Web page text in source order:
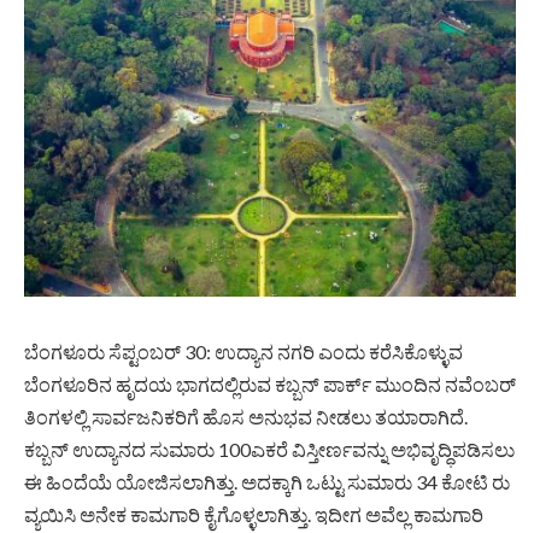
ಬೆಂಗಳೂರು ಸೆಪ್ಟಂಬರ್ 30: ಉದ್ಯಾನ ನಗರಿ ಎಂದು ಕರೆಸಿಕೊಳ್ಳುವ
ಬೆಂಗಳೂರಿನ ಹೃದಯ ಭಾಗದಲ್ಲಿರುವ ಕಬ್ಬನ್ ಪಾರ್ಕ್ ಮುಂದಿನ ನವೆಂಬರ್
ತಿಂಗಳಲ್ಲಿ ಸಾರ್ವಜನಿಕರಿಗೆ ಹೊಸ ಅನುಭವ ನೀಡಲು ತಯಾರಾಗಿದೆ.
ಕಬ್ಬನ್ ಉದ್ಯಾನದ ಸುಮಾರು 100ಎಕರೆ ವಿಸ್ತೀರ್ಣವನ್ನು ಅಭಿವೃದ್ಧಿಪಡಿಸಲು
ಈ ಹಿಂದೆಯೆ ಯೋಜಿಸಲಾಗಿತ್ತು. ಅದಕ್ಕಾಗಿ ಒಟ್ಟು ಸುಮಾರು 34 ಕೋಟಿ ರು
ವ್ಯಯಿಸಿ ಅನೇಕ ಕಾಮಗಾರಿ ಕೈಗೊಳ್ಳಲಾಗಿತ್ತು. ಇದೀಗ ಅವೆಲ್ಲ ಕಾಮಗಾರಿ